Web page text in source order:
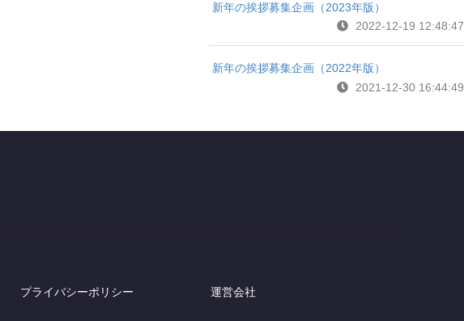
新年の挨拶募集企画（2023年版）
2022-12-19 12:48:47
新年の挨拶募集企画（2022年版）
2021-12-30 16:44:49
プライバシーポリシー 運営会社